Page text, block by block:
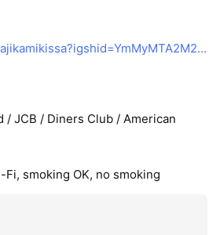
instagram.com/hajikamikissa?igshid=YmMyMTA2M2Y=
/ JCB / Diners Club / American
Fi, smoking OK, no smoking